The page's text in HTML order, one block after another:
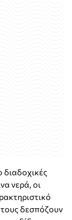
νερά, οι
δεσπόζουν